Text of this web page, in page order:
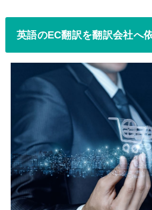
英語のEC翻訳を翻訳会社へ